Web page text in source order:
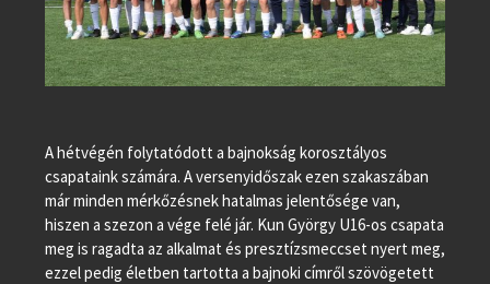
A hétvégén folytatódott a bajnokság korosztályos
csapataink számára. A versenyidőszak ezen szakaszában
már minden mérkőzésnek hatalmas jelentősége van,
hiszen a szezon a vége felé jár. Kun György U16-os csapata
meg is ragadta az alkalmat és presztízsmeccset nyert meg,
ezzel pedig életben tartotta a bajnoki címről szövögetett